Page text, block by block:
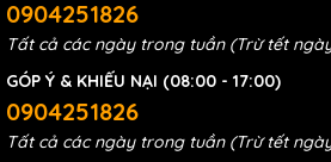
0904251826
Tất cả các ngày trong tuần (Trừ tết
GÓP Ý & KHIẾU NẠI (08:00 - 17:00)
0904251826
Tất cả các ngày trong tuần (Trừ tết